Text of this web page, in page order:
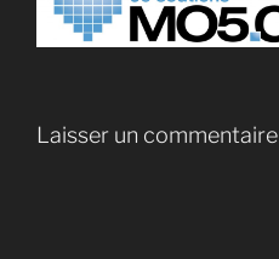
Laisser un commentaire